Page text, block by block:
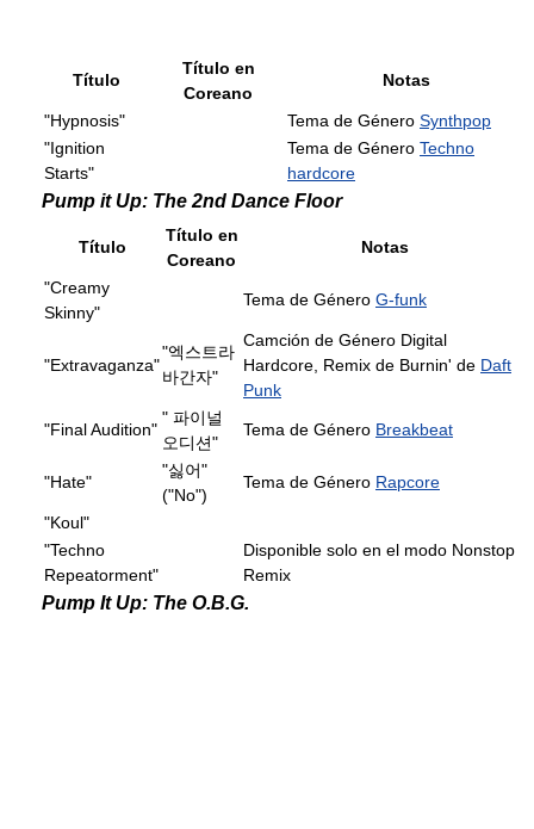
Título
Título en
Coreano
Notas
"Hypnosis" Tema de Género Synthpop
"Ignition
Starts"
Tema de Género Techno
hardcore
Pump it Up: The 2nd Dance Floor
Título
Título en
Coreano
Notas
"Creamy
Skinny"
Tema de Género G-funk
"Extravaganza"
"엑스트라
바간자"
Camción de Género Digital
Hardcore, Remix de Burnin' de Daft
Punk
"Final Audition"
" 파이널
오디션"
Tema de Género Breakbeat
"Hate"
"싫어"
("No")
Tema de Género Rapcore
"Koul"
"Techno
Repeatorment"
Disponible solo en el modo Nonstop
Remix
Pump It Up: The O.B.G.